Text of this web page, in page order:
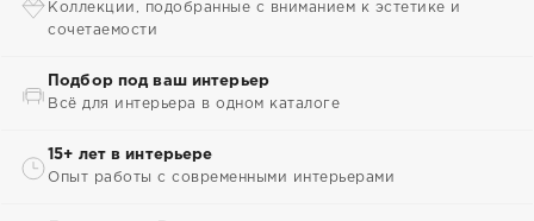
Коллекции, подобранные с вниманием к эстетике и
сочетаемости
Подбор под ваш интерьер
Всё для интерьера в одном каталоге
15+ лет в интерьере
Опыт работы с современными интерьерами